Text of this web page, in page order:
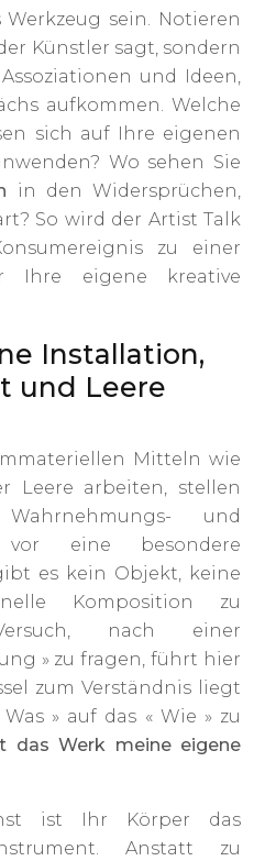
sein. Notieren
Künstler sagt, sondern
und Ideen,
aufkommen. Welche
sich auf Ihre eigenen
Wo sehen Sie
in den Widersprüchen,
So wird der Artist Talk
zu einer
Ihre eigene kreative
Installation,
und Leere
Mitteln wie
Leere arbeiten, stellen
und
vor eine besondere
es kein Objekt, keine
Komposition zu
nach einer
» zu fragen, führt hier
zum Verständnis liegt
» auf das « Wie » zu
das Werk meine eigene
ist Ihr Körper das
Anstatt zu